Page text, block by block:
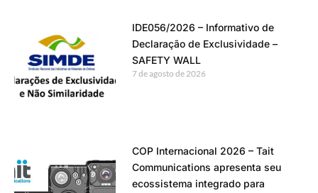
IDE056/2026 – Informativo de
Declaração de Exclusividade –
SAFETY WALL
7 de agosto de 2026
COP Internacional 2026 – Tait
Communications apresenta seu
ecossistema integrado para